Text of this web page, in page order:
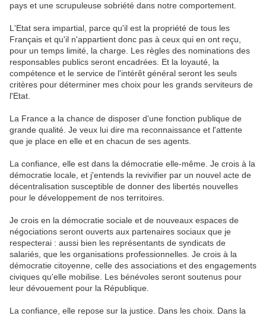
pays et une scrupuleuse sobriété dans notre comportement.
L'Etat sera impartial, parce qu'il est la propriété de tous les
Français et qu'il n'appartient donc pas à ceux qui en ont reçu,
pour un temps limité, la charge. Les règles des nominations des
responsables publics seront encadrées. Et la loyauté, la
compétence et le service de l'intérêt général seront les seuls
critères pour déterminer mes choix pour les grands serviteurs de
l'Etat.
La France a la chance de disposer d'une fonction publique de
grande qualité. Je veux lui dire ma reconnaissance et l'attente
que je place en elle et en chacun de ses agents.
La confiance, elle est dans la démocratie elle-même. Je crois à la
démocratie locale, et j'entends la revivifier par un nouvel acte de
décentralisation susceptible de donner des libertés nouvelles
pour le développement de nos territoires.
Je crois en la démocratie sociale et de nouveaux espaces de
négociations seront ouverts aux partenaires sociaux que je
respecterai : aussi bien les représentants de syndicats de
salariés, que les organisations professionnelles. Je crois à la
démocratie citoyenne, celle des associations et des engagements
civiques qu'elle mobilise. Les bénévoles seront soutenus pour
leur dévouement pour la République.
La confiance, elle repose sur la justice. Dans les choix. Dans la